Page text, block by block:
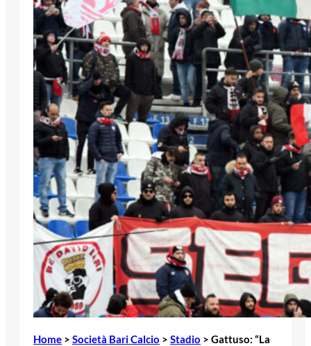
Home > Società Bari Calcio > Stadio > Gattuso: “La